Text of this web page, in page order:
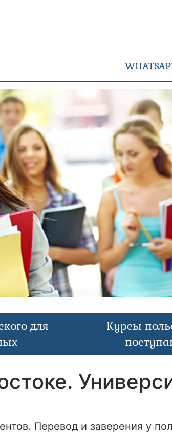
для
Курсы
Перевод и заверения у